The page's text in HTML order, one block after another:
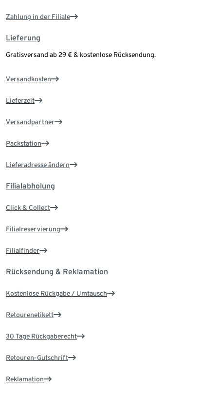
Zahlung in der Filiale
Lieferung
Gratisversand ab 29 € & kostenlose Rücksendung.
Versandkosten
Lieferzeit
Versandpartner
Packstation
Lieferadresse ändern
Filialabholung
Click & Collect
Filialreservierung
Filialfinder
Rücksendung & Reklamation
Kostenlose Rückgabe / Umtausch
Retourenetikett
30 Tage Rückgaberecht
Retouren-Gutschrift
Reklamation